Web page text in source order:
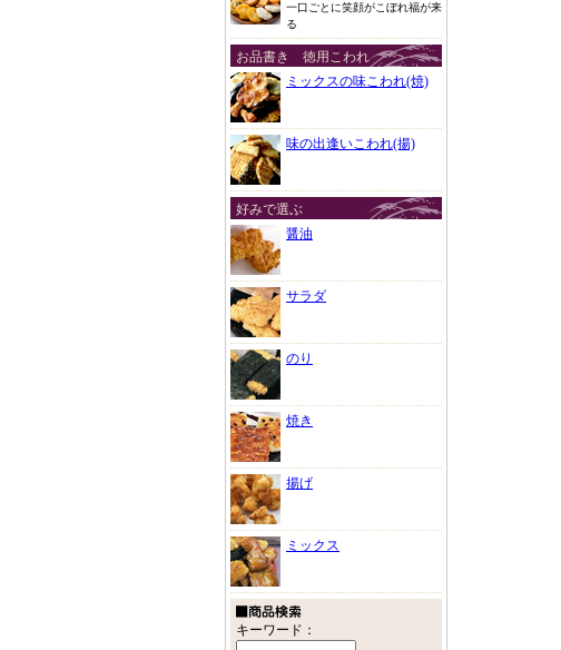
一口ごとに笑顔がこぼれ福が来
る
お品書き 徳用こわれ
ミックスの味こわれ(焼)
味の出逢いこわれ(揚)
好みで選ぶ
醤油
サラダ
のり
焼き
揚げ
ミックス
キーワード：